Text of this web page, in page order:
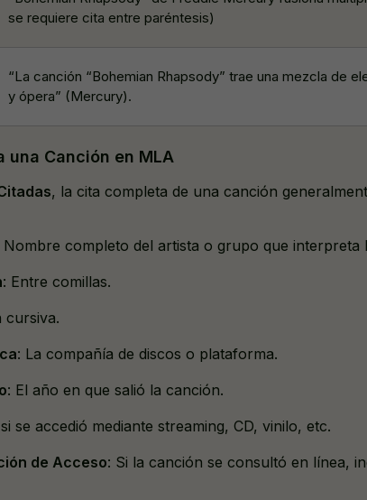
se requiere cita entre paréntesis)
“La canción “Bohemian Rhapsody” trae una mezcla de
y ópera” (Mercury).
una Canción en MLA
, la cita completa de una canción
Nombre completo del artista o grupo que interpreta
: Entre comillas.
cursiva.
: La compañía de discos o plataforma.
: El año en que salió la canción.
se accedió mediante streaming, CD, vinilo, etc.
de Acceso: Si la canción se consultó en línea,